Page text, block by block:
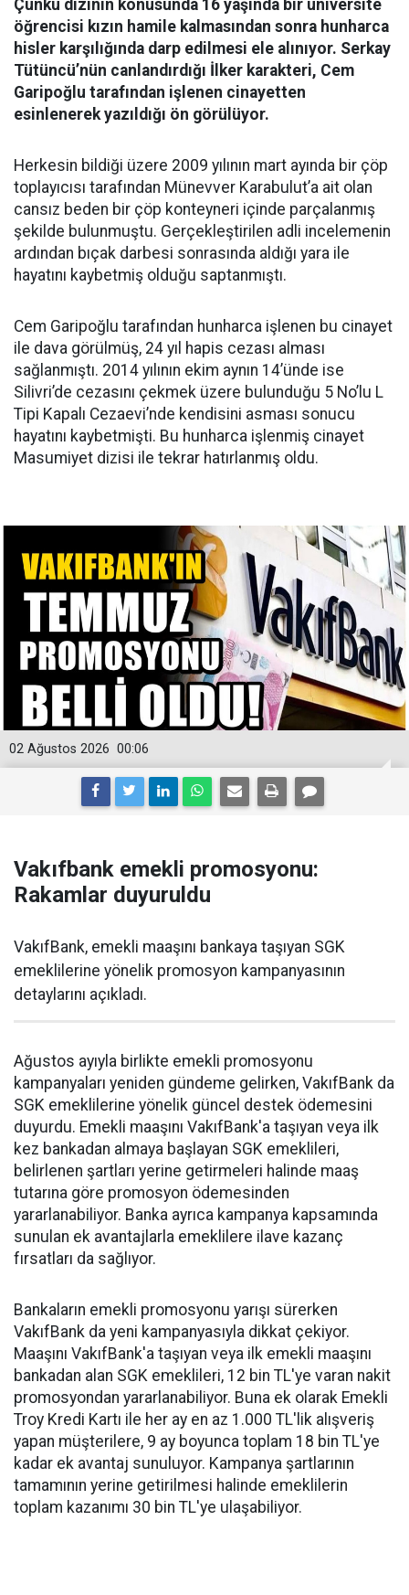
Çünkü dizinin konusunda 16 yaşında bir üniversite
öğrencisi kızın hamile kalmasından sonra hunharca
hisler karşılığında darp edilmesi ele alınıyor. Serkay
Tütüncü’nün canlandırdığı İlker karakteri, Cem
Garipoğlu tarafından işlenen cinayetten
esinlenerek yazıldığı ön görülüyor.
Herkesin bildiği üzere 2009 yılının mart ayında bir çöp
toplayıcısı tarafından Münevver Karabulut’a ait olan
cansız beden bir çöp konteyneri içinde parçalanmış
şekilde bulunmuştu. Gerçekleştirilen adli incelemenin
ardından bıçak darbesi sonrasında aldığı yara ile
hayatını kaybetmiş olduğu saptanmıştı.
Cem Garipoğlu tarafından hunharca işlenen bu cinayet
ile dava görülmüş, 24 yıl hapis cezası alması
sağlanmıştı. 2014 yılının ekim aynın 14’ünde ise
Silivri’de cezasını çekmek üzere bulunduğu 5 No’lu L
Tipi Kapalı Cezaevi’nde kendisini asması sonucu
hayatını kaybetmişti. Bu hunharca işlenmiş cinayet
Masumiyet dizisi ile tekrar hatırlanmış oldu.
00:06
02 Ağustos 2026
Vakıfbank emekli promosyonu:
Rakamlar duyuruldu
VakıfBank, emekli maaşını bankaya taşıyan SGK
emeklilerine yönelik promosyon kampanyasının
detaylarını açıkladı.
Ağustos ayıyla birlikte emekli promosyonu
kampanyaları yeniden gündeme gelirken, VakıfBank da
SGK emeklilerine yönelik güncel destek ödemesini
duyurdu. Emekli maaşını VakıfBank'a taşıyan veya ilk
kez bankadan almaya başlayan SGK emeklileri,
belirlenen şartları yerine getirmeleri halinde maaş
tutarına göre promosyon ödemesinden
yararlanabiliyor. Banka ayrıca kampanya kapsamında
sunulan ek avantajlarla emeklilere ilave kazanç
fırsatları da sağlıyor.
Bankaların emekli promosyonu yarışı sürerken
VakıfBank da yeni kampanyasıyla dikkat çekiyor.
Maaşını VakıfBank'a taşıyan veya ilk emekli maaşını
bankadan alan SGK emeklileri, 12 bin TL'ye varan nakit
promosyondan yararlanabiliyor. Buna ek olarak Emekli
Troy Kredi Kartı ile her ay en az 1.000 TL'lik alışveriş
yapan müşterilere, 9 ay boyunca toplam 18 bin TL'ye
kadar ek avantaj sunuluyor. Kampanya şartlarının
tamamının yerine getirilmesi halinde emeklilerin
toplam kazanımı 30 bin TL'ye ulaşabiliyor.